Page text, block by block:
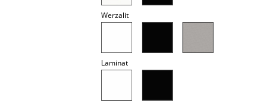
Stehleuchten & Leseleuchten
Werzalit
Laminat